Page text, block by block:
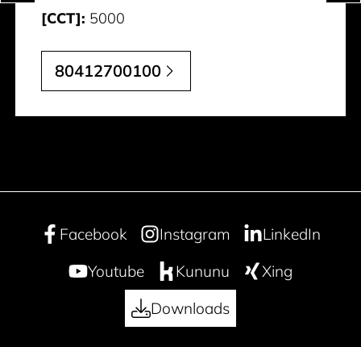
[CCT]: 5000
80412700100
Facebook Instagram
LinkedIn
Youtube
Kununu
Xing
Downloads